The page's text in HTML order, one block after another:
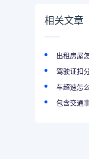
相关文章
出租房屋
驾驶证扣
车超速怎
包含交通